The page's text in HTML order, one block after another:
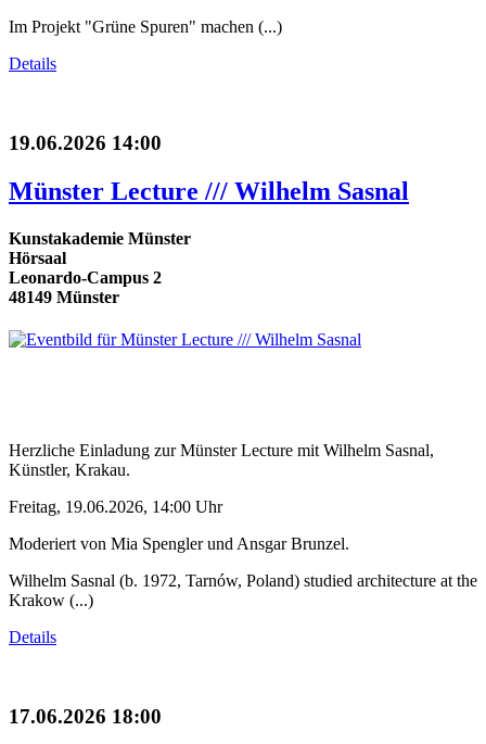
Im Projekt "Grüne Spuren" machen (...)
Details
19.06.2026 14:00
Münster Lecture /// Wilhelm Sasnal
Kunstakademie Münster
Hörsaal
Leonardo-Campus 2
48149 Münster
Herzliche Einladung zur Münster Lecture mit Wilhelm Sasnal,
Künstler, Krakau.
Freitag, 19.06.2026, 14:00 Uhr
Moderiert von Mia Spengler und Ansgar Brunzel.
Wilhelm Sasnal (b. 1972, Tarnów, Poland) studied architecture at the
Krakow (...)
Details
17.06.2026 18:00